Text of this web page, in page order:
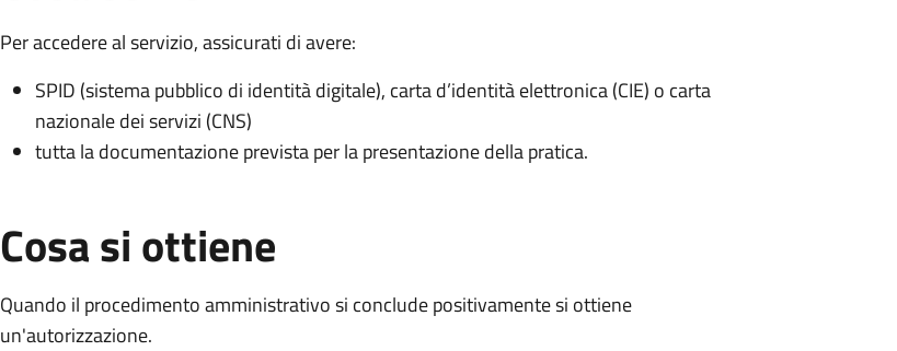
Per accedere al servizio, assicurati di avere:
SPID (sistema pubblico di identità digitale), carta d’identità elettronica (CIE) o carta
nazionale dei servizi (CNS)
tutta la documentazione prevista per la presentazione della pratica.
Cosa si ottiene
Quando il procedimento amministrativo si conclude positivamente si ottiene
un'autorizzazione.